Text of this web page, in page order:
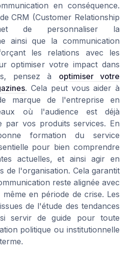
en conséquence.
CRM (Customer Relationship
de personnaliser la
ainsi que la communication
les relations avec les
optimiser votre impact dans
pensez à optimiser votre
. Cela peut vous aider à
marque de l'entreprise en
où l'audience est déjà
par vos produits services. En
formation du service
pour bien comprendre
actuelles, et ainsi agir en
de l'organisation. Cela garantit
reste alignée avec
en période de crise. Les
de l'étude des tendances
servir de guide pour toute
politique ou institutionnelle